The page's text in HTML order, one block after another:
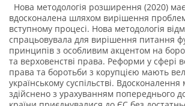
Нова методологія розширення (2020)
вдосконалена шляхом вирішення
вступному процесі. Нова методологія
спрацьовувала для вирішення питання
принципів з особливим акцентом на
та верховенстві права. Реформи у сфері
права та боротьби з корупцією мають
українському суспільстві. Вдосконалення
здійснено з урахуванням попереднього